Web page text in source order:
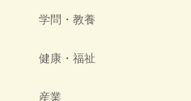
学問・教養
健康・福祉
産業